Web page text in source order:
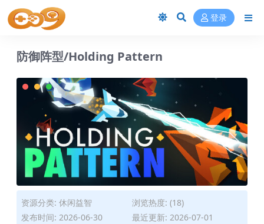
登录
防御阵型/Holding Pattern
资源分类: 休闲益智
浏览热度: (18)
发布时间: 2026-06-30
最近更新: 2026-07-01